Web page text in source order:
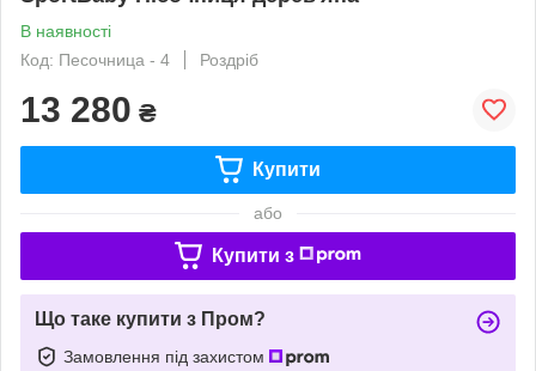
В наявності
Код: Песочница - 4
Роздріб
13 280 ₴
Купити
або
Купити з
Що таке купити з Пром?
Замовлення під захистом